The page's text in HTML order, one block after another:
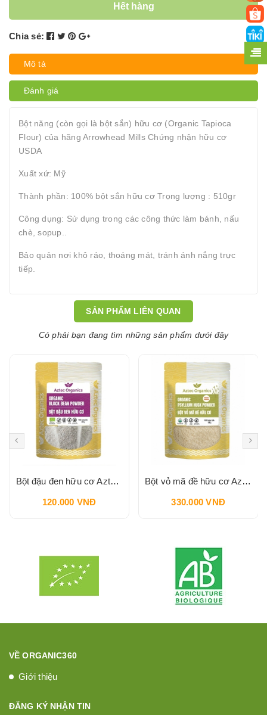
Hết hàng
Chia sẻ:
Mô tả
Đánh giá
Bột năng (còn gọi là bột sắn) hữu cơ (Organic Tapioca
Flour) của hãng Arrowhead Mills Chứng nhận hữu cơ
USDA
Xuất xứ: Mỹ
Thành phần: 100% bột sắn hữu cơ Trọng lượng : 510gr
Công dụng: Sử dụng trong các công thức làm bánh, nấu
chè, sopup..
Bảo quản nơi khô ráo, thoáng mát, tránh ánh nắng trực
tiếp.
SẢN PHẨM LIÊN QUAN
Có phải bạn đang tìm những sản phẩm dưới đây
Bột đậu đen hữu cơ Aztec Organics 200g
120.000 VNĐ
Bột vỏ mã đề hữu cơ Aztec Organics 150g
330.000 VNĐ
VỀ ORGANIC360
Giới thiệu
ĐĂNG KÝ NHẬN TIN